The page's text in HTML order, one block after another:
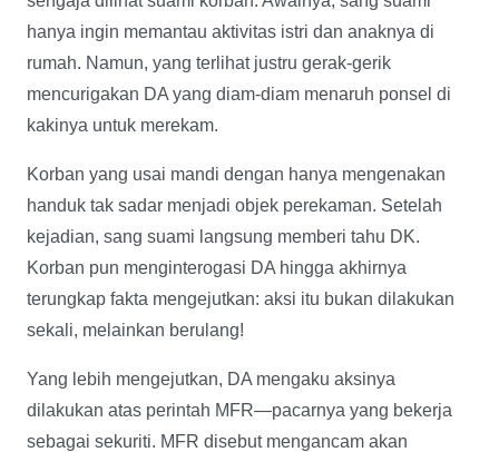
hanya ingin memantau aktivitas istri dan anaknya di
rumah. Namun, yang terlihat justru gerak-gerik
mencurigakan DA yang diam-diam menaruh ponsel di
kakinya untuk merekam.
Korban yang usai mandi dengan hanya mengenakan
handuk tak sadar menjadi objek perekaman. Setelah
kejadian, sang suami langsung memberi tahu DK.
Korban pun menginterogasi DA hingga akhirnya
terungkap fakta mengejutkan: aksi itu bukan dilakukan
sekali, melainkan berulang!
Yang lebih mengejutkan, DA mengaku aksinya
dilakukan atas perintah MFR—pacarnya yang bekerja
sebagai sekuriti. MFR disebut mengancam akan